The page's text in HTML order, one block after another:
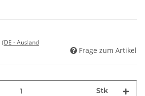
(DE - Ausland
Frage zum Artikel
Stk